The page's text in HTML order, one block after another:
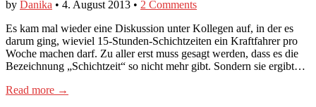
by Danika • 4. August 2013 • 2 Comments
Es kam mal wieder eine Diskussion unter Kollegen auf, in der es
darum ging, wieviel 15-Stunden-Schichtzeiten ein Kraftfahrer pro
Woche machen darf. Zu aller erst muss gesagt werden, dass es die
Bezeichnung „Schichtzeit“ so nicht mehr gibt. Sondern sie ergibt…
Read more →